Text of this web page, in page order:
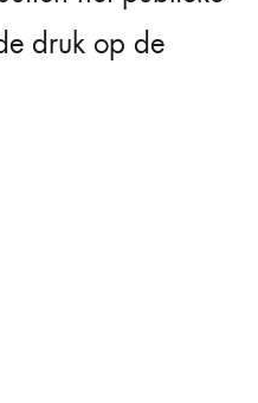
druk op de